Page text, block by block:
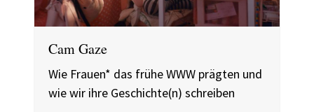
Cam Gaze
Wie Frauen* das frühe WWW prägten und
wie wir ihre Geschichte(n) schreiben